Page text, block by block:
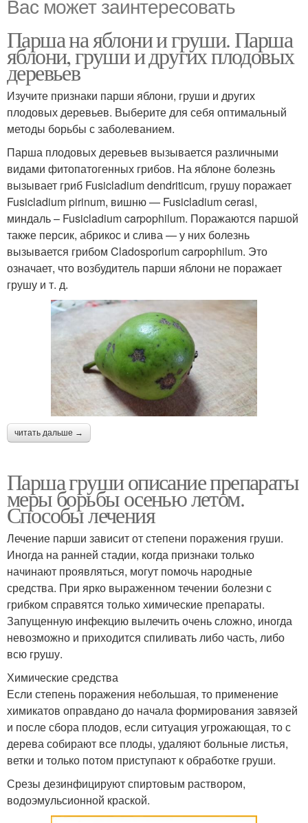
Парша на яблони и груши. Парша
яблони, груши и других плодовых
деревьев
Изучите признаки парши яблони, груши и других
плодовых деревьев. Выберите для себя оптимальный
методы борьбы с заболеванием.
Парша плодовых деревьев вызывается различными
видами фитопатогенных грибов. На яблоне болезнь
вызывает гриб Fusicladium dendriticum, грушу поражает
Fusicladium pirinum, вишню — Fusicladium cerasi,
миндаль – Fusicladium carpophilum. Поражаются паршой
также персик, абрикос и слива — у них болезнь
вызывается грибом Cladosporium carpophilum. Это
означает, что возбудитель парши яблони не поражает
грушу и т. д.
читать дальше →
Парша груши описание препараты
меры борьбы осенью летом.
Способы лечения
Лечение парши зависит от степени поражения груши.
Иногда на ранней стадии, когда признаки только
начинают проявляться, могут помочь народные
средства. При ярко выраженном течении болезни с
грибком справятся только химические препараты.
Запущенную инфекцию вылечить очень сложно, иногда
невозможно и приходится спиливать либо часть, либо
всю грушу.
Химические средства
Если степень поражения небольшая, то применение
химикатов оправдано до начала формирования завязей
и после сбора плодов, если ситуация угрожающая, то с
дерева собирают все плоды, удаляют больные листья,
ветки и только потом приступают к обработке груши.
Срезы дезинфицируют спиртовым раствором,
водоэмульсионной краской.